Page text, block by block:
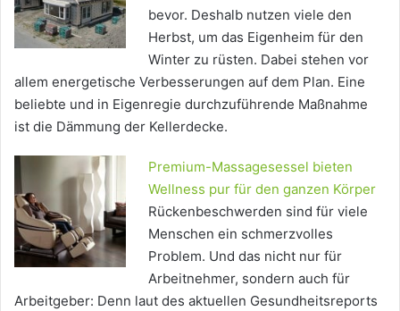
bevor. Deshalb nutzen viele den
Herbst, um das Eigenheim für den
Winter zu rüsten. Dabei stehen vor
allem energetische Verbesserungen auf dem Plan. Eine
beliebte und in Eigenregie durchzuführende Maßnahme
ist die Dämmung der Kellerdecke.
Premium-Massagesessel bieten
Wellness pur für den ganzen Körper
Rückenbeschwerden sind für viele
Menschen ein schmerzvolles
Problem. Und das nicht nur für
Arbeitnehmer, sondern auch für
Arbeitgeber: Denn laut des aktuellen Gesundheitsreports